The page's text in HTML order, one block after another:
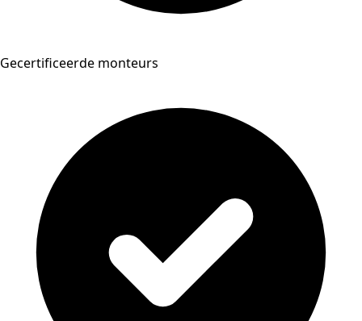
Gecertificeerde monteurs